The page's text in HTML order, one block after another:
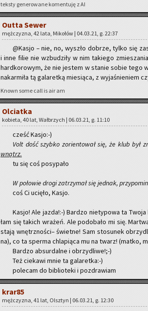
tek­sty ge­ne­ro­wa­ne ko­men­tu­ję z AI
Outta Sewer
męż­czy­zna, 42 lata, Mi­ko­łów | 04.03.21, g. 22:37
@Ka­sjo – nie, no, wy­szło do­brze, tylko się
i inne filie nie wzbu­dzi­ły w nim ta­kie­go
hard­ko­ro­wym, że nie je­stem w sta­nie sobie tego
na­kar­mi­ła tą ga­la­ret­ką mie­sią­ca, z wy­ja­śnie­niem
Known some call is air am
Ol­ciat­ka
ko­bie­ta, 40 lat, Wał­brzych | 06.03.21, g. 11:10
cześć Kasjo:-)
Volt dość szyb­ko zo­rien­to­wał się, że klub był
wnątrz.
tu się coś po­sy­pa­ło
W po­ło­wie drogi za­trzy­mał się jed­nak,
coś Ci ucię­ło, Kasjo.
Kasjo! Ale jazda!:-) Bar­dzo nie­ty­po­wa ta
łam się ta­kich wra­żeń. Ale po­do­ba­ło mi się.
sta­ją wnętrz­no­ści– świet­ne! Sam sto­su­nek
na), co ta sper­ma chla­pią­ca mu na twarz! (matko,
Bar­dzo ab­sur­dal­ne i obrzy­dli­we!;-)
Też cie­ka­wi mnie ta ga­la­ret­ka:-)
po­le­cam do bi­blio­te­ki i po­zdra­wiam
kra­r85
męż­czy­zna, 41 lat, Olsz­tyn | 06.03.21, g. 12:30